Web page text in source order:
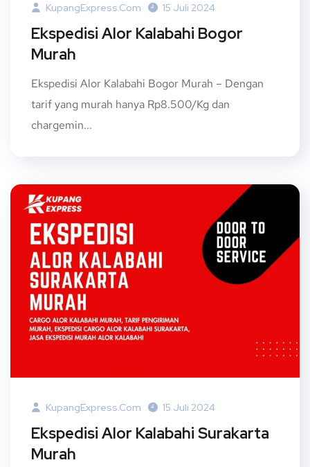
KupangExpress.com 15 Juli 2024
Ekspedisi Alor Kalabahi Bogor
Murah
Ekspedisi Alor Kalabahi Bogor Murah – Dengan
tarif yang murah hanya Rp8.500/Kg dan
chargemin...
KupangExpress.com 15 Juli 2024
Ekspedisi Alor Kalabahi Surakarta
Murah